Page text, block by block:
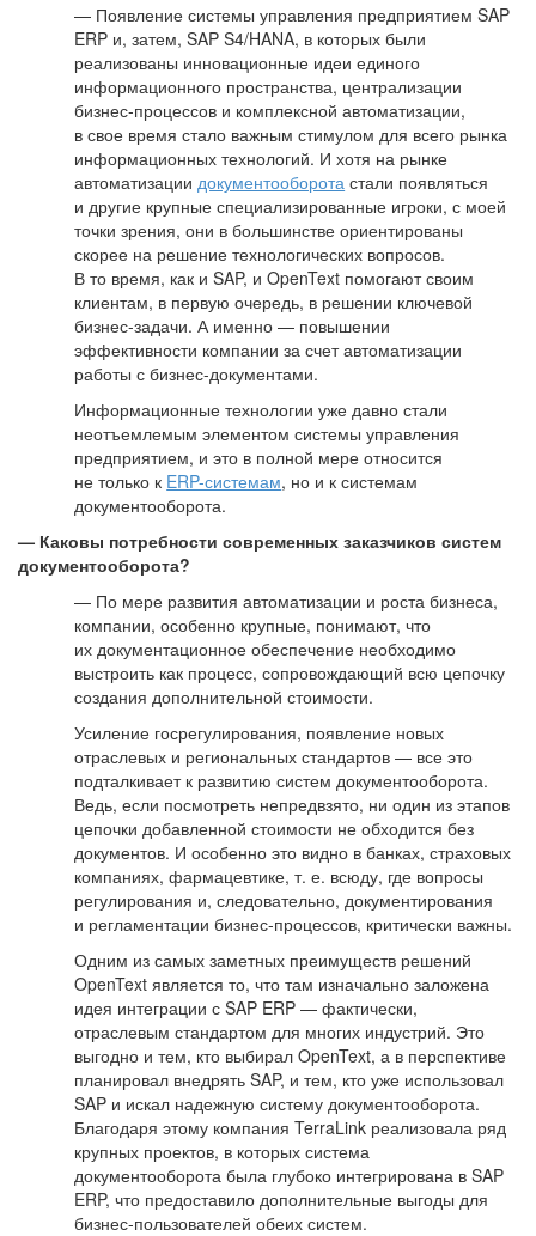
— Появление системы управления предприятием SAP
ERP и, затем, SAP S4/HANA, в которых были
реализованы инновационные идеи единого
информационного пространства, централизации
бизнес-процессов и комплексной автоматизации,
в свое время стало важным стимулом для всего рынка
информационных технологий. И хотя на рынке
автоматизации документооборота стали появляться
и другие крупные специализированные игроки, с моей
точки зрения, они в большинстве ориентированы
скорее на решение технологических вопросов.
В то время, как и SAP, и OpenText помогают своим
клиентам, в первую очередь, в решении ключевой
бизнес-задачи. А именно — повышении
эффективности компании за счет автоматизации
работы с бизнес-документами.
Информационные технологии уже давно стали
неотъемлемым элементом системы управления
предприятием, и это в полной мере относится
не только к ERP-системам, но и к системам
документооборота.
— Каковы потребности современных заказчиков систем
документооборота?
— По мере развития автоматизации и роста бизнеса,
компании, особенно крупные, понимают, что
их документационное обеспечение необходимо
выстроить как процесс, сопровождающий всю цепочку
создания дополнительной стоимости.
Усиление госрегулирования, появление новых
отраслевых и региональных стандартов — все это
подталкивает к развитию систем документооборота.
Ведь, если посмотреть непредвзято, ни один из этапов
цепочки добавленной стоимости не обходится без
документов. И особенно это видно в банках, страховых
компаниях, фармацевтике, т. е. всюду, где вопросы
регулирования и, следовательно, документирования
и регламентации бизнес-процессов, критически важны.
Одним из самых заметных преимуществ решений
OpenText является то, что там изначально заложена
идея интеграции с SAP ERP — фактически,
отраслевым стандартом для многих индустрий. Это
выгодно и тем, кто выбирал OpenText, а в перспективе
планировал внедрять SAP, и тем, кто уже использовал
SAP и искал надежную систему документооборота.
Благодаря этому компания TerraLink реализовала ряд
крупных проектов, в которых система
документооборота была глубоко интегрирована в SAP
ERP, что предоставило дополнительные выгоды для
бизнес-пользователей обеих систем.